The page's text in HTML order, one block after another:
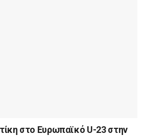
στο Ευρωπαϊκό U-23 στην